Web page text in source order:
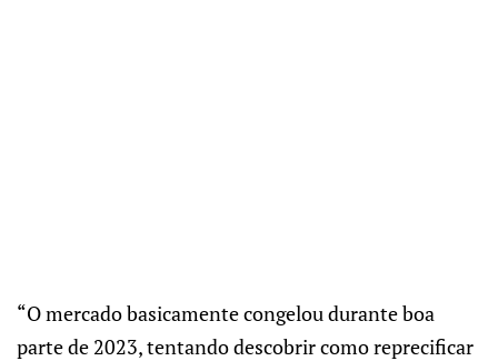
“O mercado basicamente congelou durante boa
parte de 2023, tentando descobrir como reprecificar